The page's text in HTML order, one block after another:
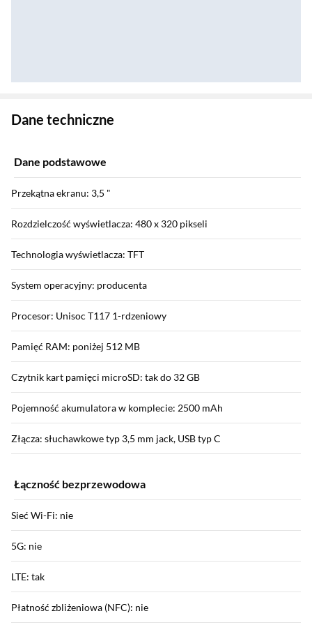
Dane techniczne
Dane podstawowe
Przekątna ekranu: 3,5 "
Rozdzielczość wyświetlacza: 480 x 320 pikseli
Technologia wyświetlacza: TFT
System operacyjny: producenta
Procesor: Unisoc T117 1-rdzeniowy
Pamięć RAM: poniżej 512 MB
Czytnik kart pamięci microSD: tak do 32 GB
Pojemność akumulatora w komplecie: 2500 mAh
Złącza: słuchawkowe typ 3,5 mm jack, USB typ C
Łączność bezprzewodowa
Sieć Wi-Fi: nie
5G: nie
LTE: tak
Płatność zbliżeniowa (NFC): nie